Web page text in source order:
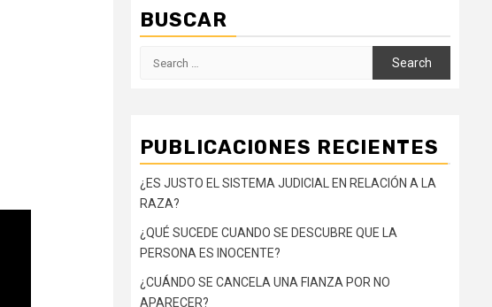
BUSCAR
PUBLICACIONES RECIENTES
¿ES JUSTO EL SISTEMA JUDICIAL EN RELACIÓN A LA
RAZA?
¿QUÉ SUCEDE CUANDO SE DESCUBRE QUE LA
PERSONA ES INOCENTE?
¿CUÁNDO SE CANCELA UNA FIANZA POR NO
APARECER?